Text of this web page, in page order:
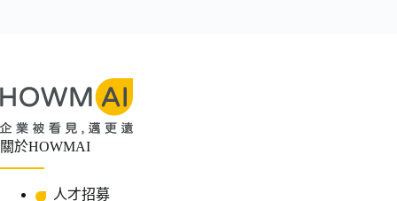
關於HOWMAI
人才招募